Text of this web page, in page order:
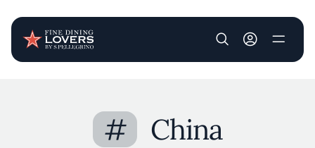
User account
# China